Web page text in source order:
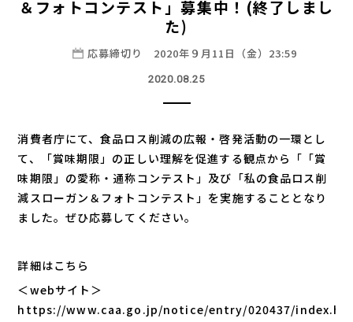
＆フォトコンテスト」募集中！(終了しまし
た)
応募締切り 2020年９月11日（金）23:59
2020.08.25
消費者庁にて、食品ロス削減の広報・啓発活動の一環とし
て、「賞味期限」の正しい理解を促進する観点から「「賞
味期限」の愛称・通称コンテスト」及び「私の食品ロス削
減スローガン＆フォトコンテスト」を実施することとなり
ました。ぜひ応募してください。
詳細はこちら
＜webサイト＞
https://www.caa.go.jp/notice/entry/020437/